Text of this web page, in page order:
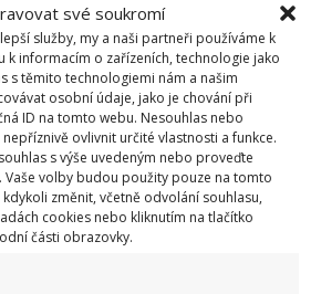
své soukromí
služby, my a naši partneři používáme k
k informacím o zařízeních, technologie jako
s těmito technologiemi nám a našim
osobní údaje, jako je chování při
ID na tomto webu. Nesouhlas nebo
ovlivnit určité vlastnosti a funkce.
s výše uvedeným nebo proveďte
volby budou použity pouze na tomto
změnit, včetně odvolání souhlasu,
cookies nebo kliknutím na tlačítko
části obrazovky.
ovoce a zeleninu nebo nastříhejte
zábranu kolem záhonků. Použít
olej a natřít okraje truhlíků a
nepěstujete přímo v zemi. Nebo
a okraje květináče potřít.
pak použijte k odpuzení slimáků
jako ochrannou bariéru